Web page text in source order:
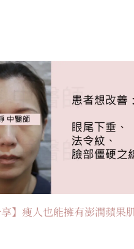
享】瘦人也能擁有澎潤蘋果